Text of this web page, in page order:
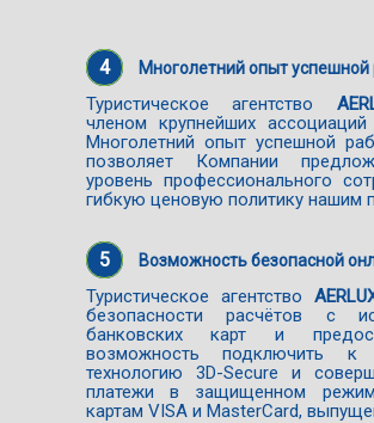
4 Многолетний опыт успешной
Туристическое агентство
членом крупнейших
Многолетний опыт успешной
позволяет Компании
уровень профессионального
гибкую ценовую политику нашим
5 Возможность безопасной
Туристическое агентство
безопасности расчётов с
банковских карт и
возможность подключить к
технологию 3D-Secure и
платежи в защищенном
картам VISA и MasterCard,